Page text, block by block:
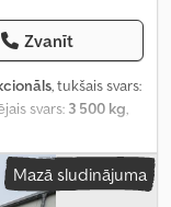
Zvanīt
, tukšais svars:
svars: 3 500 kg
Mazā sludinājuma